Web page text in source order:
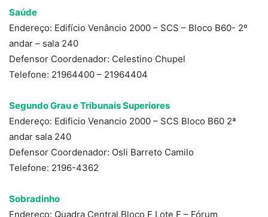
Saúde
Endereço: Edifício Venâncio 2000 – SCS – Bloco B60- 2º
andar – sala 240
Defensor Coordenador: Celestino Chupel
Telefone: 21964400 – 21964404
Segundo Grau e Tribunais Superiores
Endereço: Edificio Venancio 2000 – SCS Bloco B60 2ª
andar sala 240
Defensor Coordenador: Osli Barreto Camilo
Telefone: 2196-4362
Sobradinho
Endereço: Quadra Central,Bloco F Lote F – Fórum